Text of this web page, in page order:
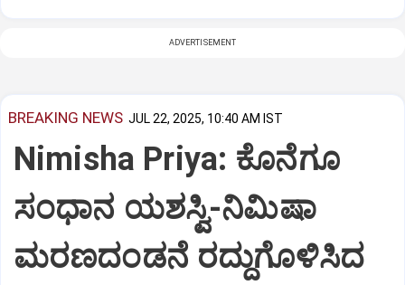
ADVERTISEMENT
BREAKING NEWS JUL 22, 2025, 10:40 AM IST
Nimisha Priya: ಕೊನೆಗೂ
ಸಂಧಾನ ಯಶಸ್ವಿ-ನಿಮಿಷಾ
ಮರಣದಂಡನೆ ರದ್ದುಗೊಳಿಸಿದ